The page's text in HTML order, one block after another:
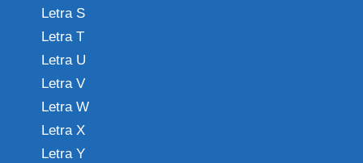
Letra S
Letra T
Letra U
Letra V
Letra W
Letra X
Letra Y